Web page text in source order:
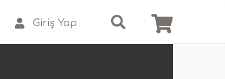
Giriş Yap